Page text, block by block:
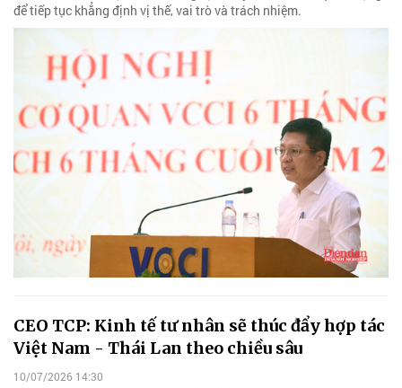
để tiếp tục khẳng định vị thế, vai trò và trách nhiệm.
CEO TCP: Kinh tế tư nhân sẽ thúc đẩy hợp tác
Việt Nam - Thái Lan theo chiều sâu
10/07/2026 14:30